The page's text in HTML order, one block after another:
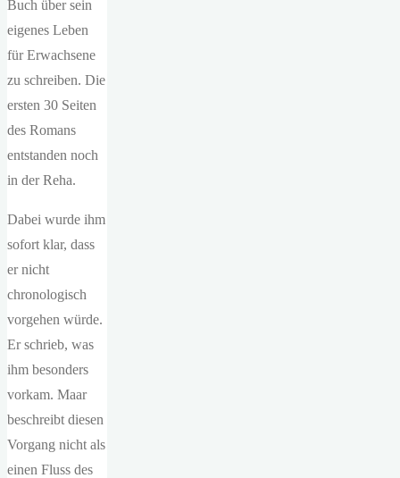
Buch über sein
eigenes Leben
für Erwachsene
zu schreiben. Die
ersten 30 Seiten
des Romans
entstanden noch
in der Reha.
Dabei wurde ihm
sofort klar, dass
er nicht
chronologisch
vorgehen würde.
Er schrieb, was
ihm besonders
vorkam. Maar
beschreibt diesen
Vorgang nicht als
einen Fluss des